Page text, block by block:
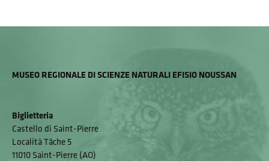
MUSEO REGIONALE DI SCIENZE NATURALI EFISIO NOUSSAN
Biglietteria
Castello di Saint-Pierre
Località Tâche 5
11010 Saint-Pierre (AO)